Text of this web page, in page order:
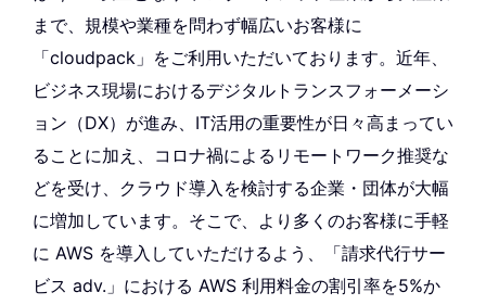
まで、規模や業種を問わず幅広いお客様に
「cloudpack」をご利用いただいております。近年、
ビジネス現場におけるデジタルトランスフォーメーシ
ョン（DX）が進み、IT活用の重要性が日々高まってい
ることに加え、コロナ禍によるリモートワーク推奨な
どを受け、クラウド導入を検討する企業・団体が大幅
に増加しています。そこで、より多くのお客様に手軽
に AWS を導入していただけるよう、「請求代行サー
ビス adv.」における AWS 利用料金の割引率を5%か